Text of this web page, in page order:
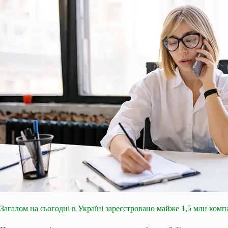
Загалом на сьогодні в Україні зареєстровано майже 1,5 млн